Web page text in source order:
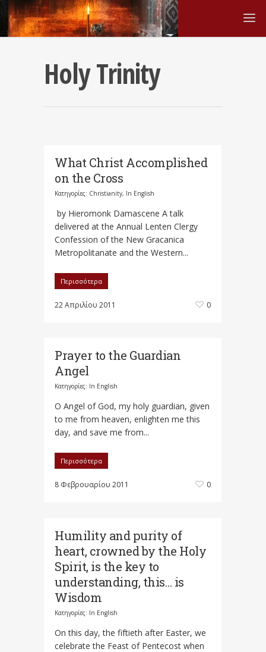
Holy Trinity
What Christ Accomplished
on the Cross
Κατηγορίες: Christianity, In English
by Hieromonk Damascene A talk
delivered at the Annual Lenten Clergy
Confession of the New Gracanica
Metropolitanate and the Western...
Περισσότερα
22 Απριλίου 2011 0
Prayer to the Guardian
Angel
Κατηγορίες: In English
O Angel of God, my holy guardian, given
to me from heaven, enlighten me this
day, and save me from...
Περισσότερα
8 Φεβρουαρίου 2011 0
Humility and purity of
heart, crowned by the Holy
Spirit, is the key to
understanding, this… is
Wisdom
Κατηγορίες: In English
On this day, the fiftieth after Easter, we
celebrate the Feast of Pentecost when